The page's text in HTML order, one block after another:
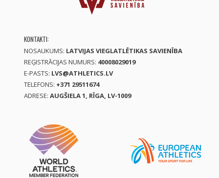
KONTAKTI:
NOSAUKUMS: LATVIJAS VIEGLATLĒTIKAS SAVIENĪBA
REĢISTRĀCIJAS NUMURS: 40008029019
E-PASTS: LVS@ATHLETICS.LV
TELEFONS: +371 29511674
ADRESE: AUGŠIELA 1, RĪGA, LV-1009